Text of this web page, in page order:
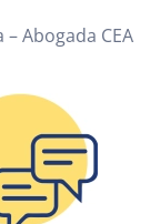
Abogada CEA